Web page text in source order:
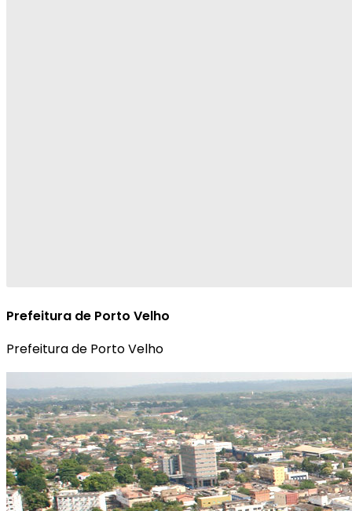
Prefeitura de Porto Velho
Prefeitura de Porto Velho